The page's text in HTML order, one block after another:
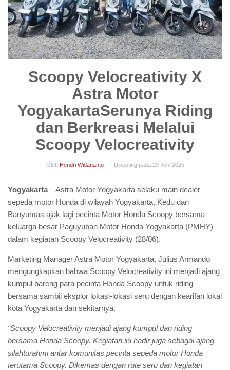
Scoopy Velocreativity X
Astra Motor
YogyakartaSerunya Riding
dan Berkreasi Melalui
Scoopy Velocreativity
Oleh Hendri Widananto Diposting pada 29 Juni 2025
Yogyakarta– Astra Motor Yogyakarta selaku main dealer
sepeda motor Honda di wilayah Yogyakarta, Kedu dan
Banyumas ajak lagi pecinta Motor Honda Scoopy bersama
keluarga besar Paguyuban Motor Honda Yogyakarta (PMHY)
dalam kegiatan Scoopy Velocreativity (28/06).
Marketing Manager Astra Motor Yogyakarta, Julius Armando
mengungkapkan bahwa Scoopy Velocreativity ini menjadi ajang
kumpul bareng para pecinta Honda Scoopy untuk riding
bersama sambil eksplor lokasi-lokasi seru dengan kearifan lokal
kota Yogyakarta dan sekitarnya.
“Scoopy Velocreativity menjadi ajang kumpul dan riding
bersama Honda Scoopy. Kegiatan ini hadir juga sebagai ajang
silahturahmi antar komunitas pecinta sepeda motor Honda
terutama Scoopy. Dikemas dengan rute seru dan kegiatan